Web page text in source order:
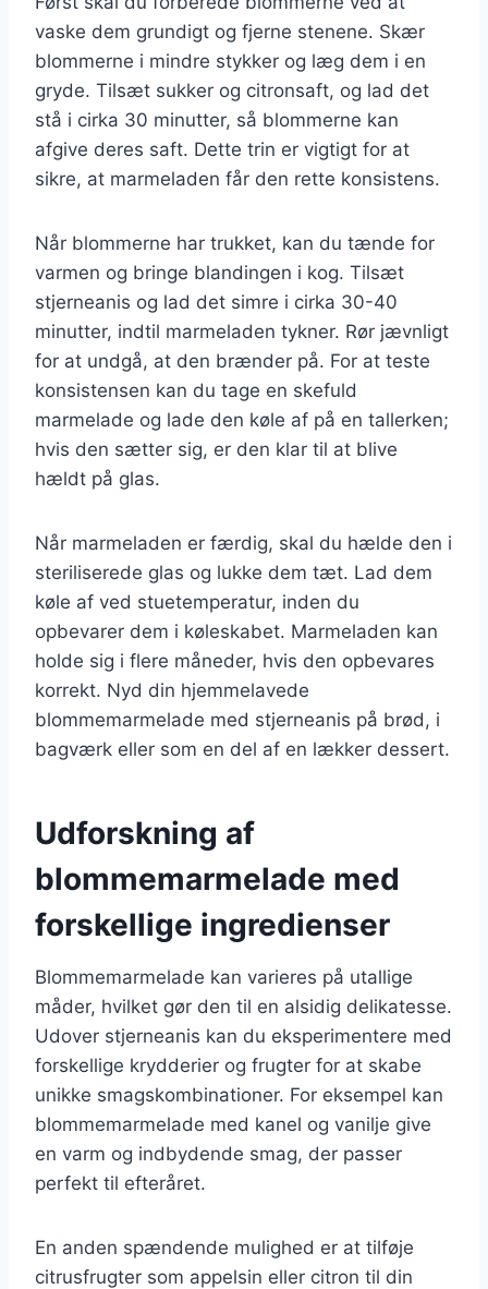
vaske dem grundigt og fjerne stenene. Skær
blommerne i mindre stykker og læg dem i en
gryde. Tilsæt sukker og citronsaft, og lad det
stå i cirka 30 minutter, så blommerne kan
afgive deres saft. Dette trin er vigtigt for at
sikre, at marmeladen får den rette konsistens.
Når blommerne har trukket, kan du tænde for
varmen og bringe blandingen i kog. Tilsæt
stjerneanis og lad det simre i cirka 30-40
minutter, indtil marmeladen tykner. Rør jævnligt
for at undgå, at den brænder på. For at teste
konsistensen kan du tage en skefuld
marmelade og lade den køle af på en tallerken;
hvis den sætter sig, er den klar til at blive
hældt på glas.
Når marmeladen er færdig, skal du hælde den i
steriliserede glas og lukke dem tæt. Lad dem
køle af ved stuetemperatur, inden du
opbevarer dem i køleskabet. Marmeladen kan
holde sig i flere måneder, hvis den opbevares
korrekt. Nyd din hjemmelavede
blommemarmelade med stjerneanis på brød, i
bagværk eller som en del af en lækker dessert.
Udforskning af
blommemarmelade med
forskellige ingredienser
Blommemarmelade kan varieres på utallige
måder, hvilket gør den til en alsidig delikatesse.
Udover stjerneanis kan du eksperimentere med
forskellige krydderier og frugter for at skabe
unikke smagskombinationer. For eksempel kan
blommemarmelade med kanel og vanilje give
en varm og indbydende smag, der passer
perfekt til efteråret.
En anden spændende mulighed er at tilføje
citrusfrugter som appelsin eller citron til din